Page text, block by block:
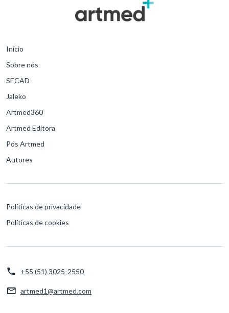
Início
Sobre nós
SECAD
Jaleko
Artmed360
Artmed Editora
Pós Artmed
Autores
Políticas de privacidade
Políticas de cookies
+55 (51) 3025-2550
artmed1@artmed.com